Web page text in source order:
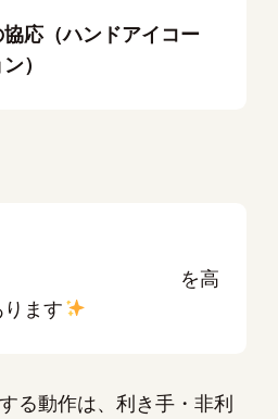
応（ハンドアイコー
）
を高
ます
る動作は、利き手・非利